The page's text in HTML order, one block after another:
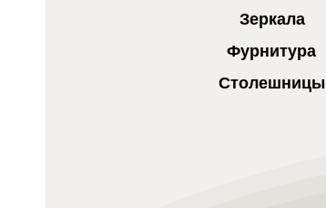
Зеркала
Фурнитура
Столешницы